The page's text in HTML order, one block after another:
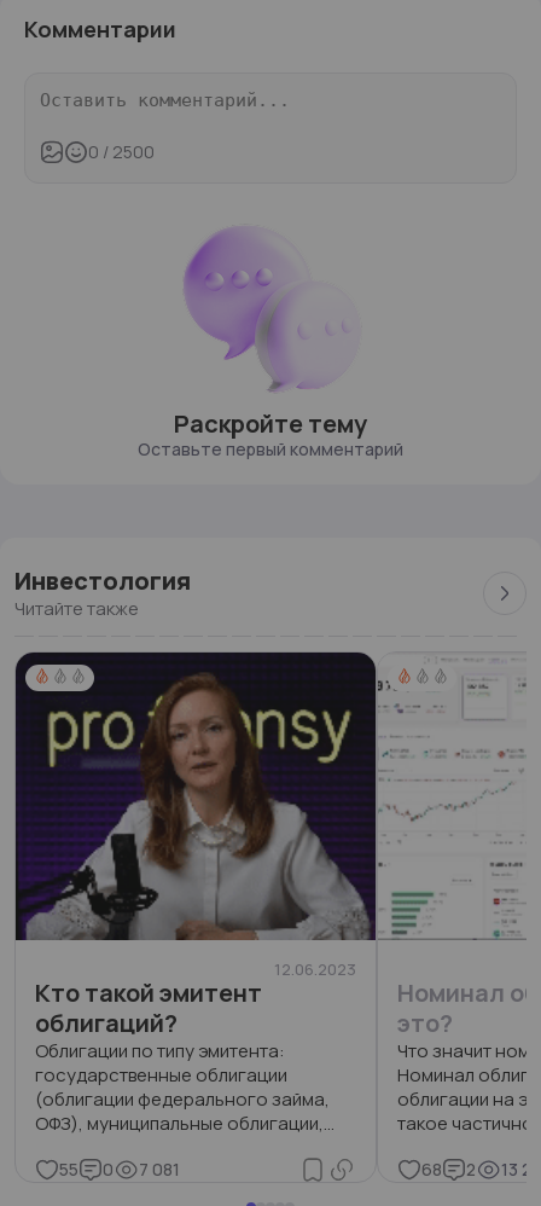
Комментарии
0 / 2500
Раскройте тему
Оставьте первый комментарий
Инвестология
Читайте также
12.06.2023
Кто такой эмитент
облигаций?
Облигации по типу эмитента:
государственные облигации
(облигации федерального займа,
ОФЗ), муниципальные облигации,
55 0 7 081
Номинал
это?
Что значит
Номинал
облигации на
такое
68 2 13